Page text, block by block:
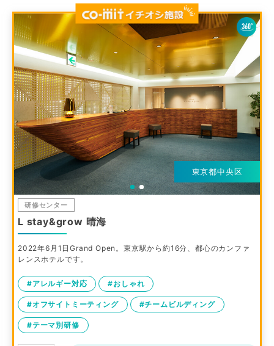
東京都中央区
研修センター
L stay&grow 晴海
2022年6月1日Grand Open。東京駅から約16分、都心のカンファ
レンスホテルです。
#アレルギー対応 #おしゃれ
#オフサイトミーティング #チームビルディング
#テーマ別研修